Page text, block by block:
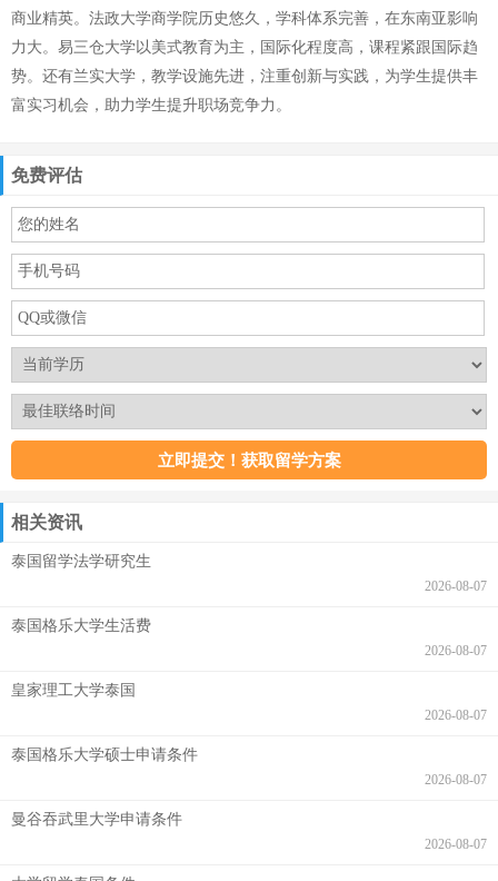
商业精英。法政大学商学院历史悠久，学科体系完善，在东南亚影响
力大。易三仓大学以美式教育为主，国际化程度高，课程紧跟国际趋
势。还有兰实大学，教学设施先进，注重创新与实践，为学生提供丰
富实习机会，助力学生提升职场竞争力。
免费评估
相关资讯
泰国留学法学研究生
2026-08-07
泰国格乐大学生活费
2026-08-07
皇家理工大学泰国
2026-08-07
泰国格乐大学硕士申请条件
2026-08-07
曼谷吞武里大学申请条件
2026-08-07